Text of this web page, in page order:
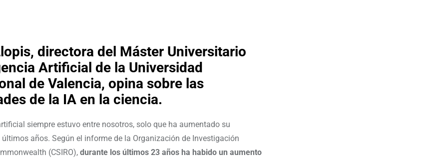
directora del Máster Universitario
Artificial de la Universidad
de Valencia, opina sobre las
de la IA en la ciencia.
siempre estuvo entre nosotros, solo que ha aumentado su
últimos años. Según el informe de la Organización de Investigación
(CSIRO), durante los últimos 23 años ha habido un aumento